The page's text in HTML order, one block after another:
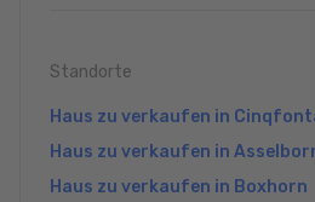
Standorte
Haus zu verkaufen in
Haus zu verkaufen in
Haus zu verkaufen in Boxhorn